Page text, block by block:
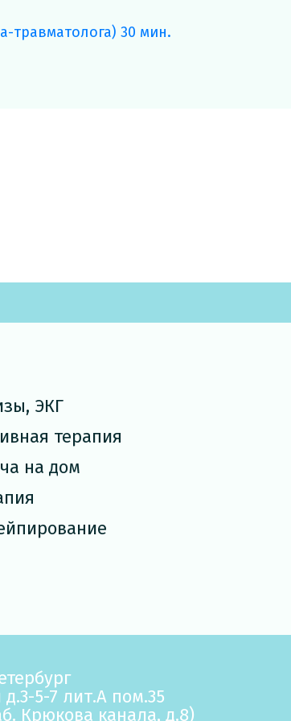
травматолога) 30 мин.
ЭКГ
терапия
на дом
5-7 лит.А пом.35
Крюкова канала, д.8)